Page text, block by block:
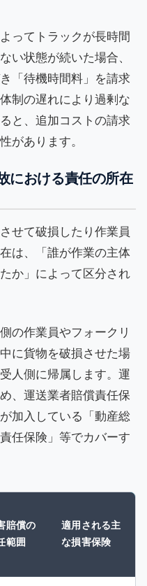
ってトラックが長時間
い状態が続いた場合、
「待機時間料」を請求
制の遅れにより過剰な
と、追加コストの請求
があります。
における責任の所在
せて破損したり作業員
は、「誰が作業の主体
か」によって区分され
の作業員やフォークリ
に貨物を破損させた場
人側に帰属します。運
、運送業者賠償責任保
加入している「動産総
任保険」等でカバーす
賠償の
範囲
適用される主
な損害保険